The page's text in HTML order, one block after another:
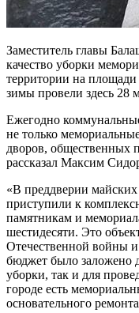
Заместитель главы
качество уборки
территории на
зимы провели здесь 28
Ежегодно
не только
дворов, общественных
рассказал Максим
«В преддверии
приступили к
памятникам и
шестидесяти. Это
Отечественной войны
бюджет было заложено
уборки, так и для
городе есть
основательного